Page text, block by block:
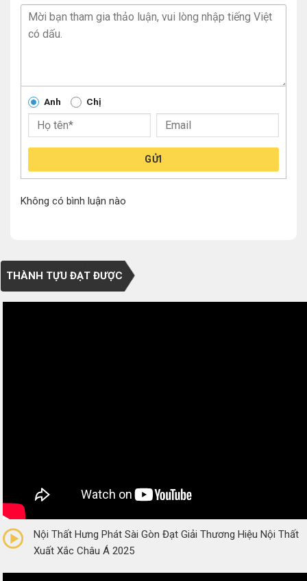
Anh Chị
GỬI
Không có bình luận nào
THÀNH TỰU ĐẠT ĐƯỢC
(0 Reviews)
Nội Thất Hưng Phát Sài Gòn Đạt Giải Thương Hiệu Nội Thất
Xuất Xắc Châu Á 2025